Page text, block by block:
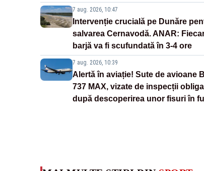
7 aug. 2026, 10:47
Intervenție crucială pe Dunăre
salvarea Cernavodă. ANAR:
barjă va fi scufundată în 3-4 ore
7 aug. 2026, 10:39
Alertă în aviație! Sute de avioane
737 MAX, vizate de inspecții
după descoperirea unor fisuri în